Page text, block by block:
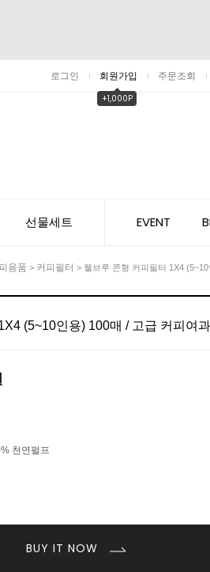
로그인 회원가입
+1,000P
주문조회
선물세트 EVENT
용품 > 커피필터 > 웰브루 콘형 커피필터 1X4
(5~10인용) 100매 / 고급 커피여과
천연펄프
BUY IT NOW